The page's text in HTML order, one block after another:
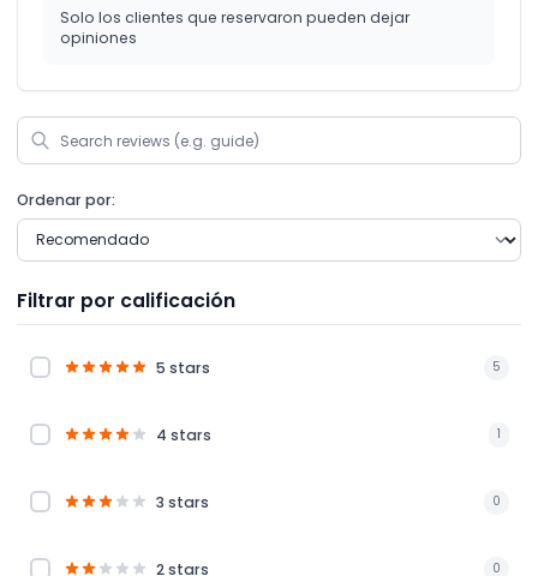
Solo los clientes que reservaron pueden dejar
opiniones
Ordenar por:
Filtrar por calificación
5 stars 5
4 stars 1
3 stars 0
2 stars 0